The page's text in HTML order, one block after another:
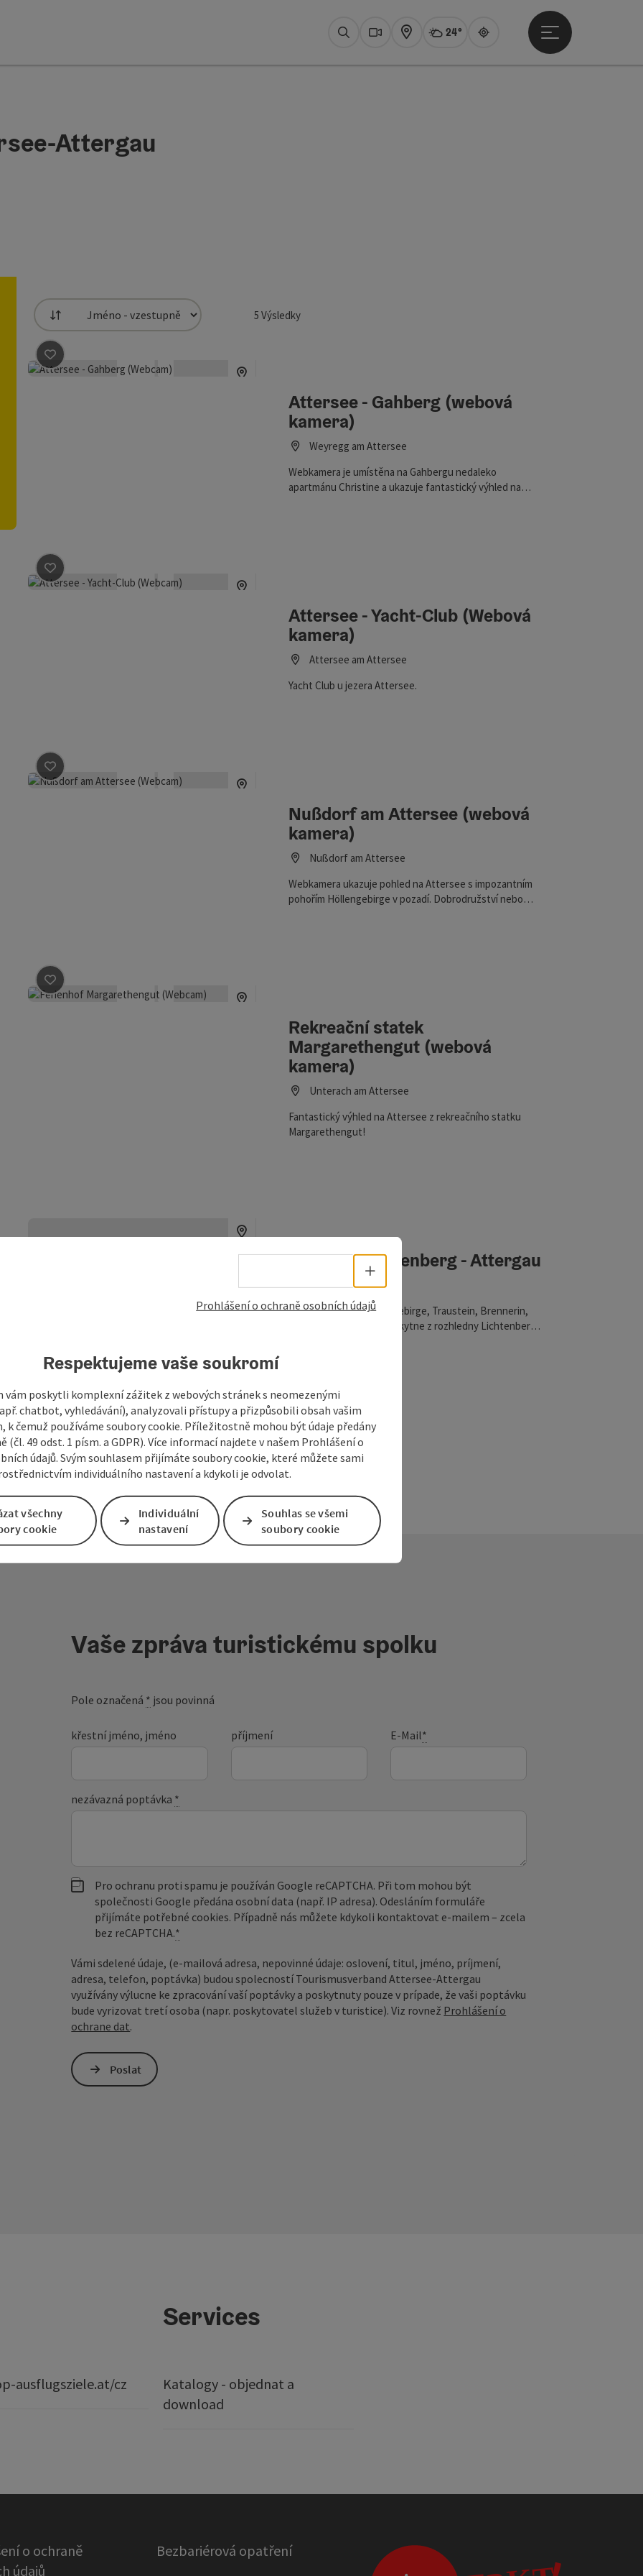
HledatWebovéMapa Aktuální počasíAttersee,
24°
Guide
Otevřít hlavní
Attergau
můžete využít filtry, jejichž pomocí upřesníte výběr. Změnou filtru můžete přímo aktualizovat výsledky v seznamu.
Třídění 5 Výsledky
Označit příspěvek: Attersee - Gahberg (webová kamera)
Attersee - Gahberg (webová
kamera)
Weyregg am Attersee
Webkamera je umístěna na Gahbergu nedaleko
apartmánu Christine a ukazuje fantastický výhled na
Označit příspěvek : Attersee - Yacht-Club (Webová kamera)
Attersee - Yacht-Club (Webová
kamera)
Attersee am Attersee
Yacht Club u jezera Attersee.
Označit příspěvek : Nußdorf am Attersee (webová kamera)
Nußdorf am Attersee (webová
kamera)
Nußdorf am Attersee
Webkamera ukazuje pohled na Attersee s impozantním
pohořím Höllengebirge v pozadí. Dobrodružství nebo
Označit příspěvek: Rekreační statek Margarethengut (webová kamera)
Rekreační statek
Margarethengut (webová
kamera)
Unterach am Attersee
Fantastický výhled na Attersee z rekreačního statku
Margarethengut!
Webcam Lichtenberg - Attergau
Straß im Attergau
Skvělý výhled na Höllengebirge, Traustein, Brennerin,
Attersee atd. se vám naskytne z rozhledny Lichtenberg
Vaše zpráva turistickému spolku
Pole označená * jsou povinná
křestní jméno, jméno příjmení E-Mail*
nezávazná poptávka *
Pro ochranu proti spamu je používán Google reCAPTCHA. Při tom mohou být
společnosti Google předána osobní data (např. IP adresa). Odesláním formuláře
přijímáte potřebné cookies. Případně nás můžete kdykoli kontaktovat e‑mailem – zcela
bez reCAPTCHA.*
Vámi sdelené údaje, (e-mailová adresa, nepovinné údaje: oslovení, titul, jméno, príjmení,
adresa, telefon, poptávka) budou spolecností Tourismusverband Attersee-Attergau
využívány výlucne ke zpracování vaší poptávky a poskytnuty pouze v prípade, že vaši poptávku
bude vyrizovat tretí osoba (napr. poskytovatel služeb v turistice). Viz rovnež Prohlášení o
ochrane dat.
Poslat
ausflugsziele.at/cz
Services
Katalogy - objednat a
download
o ochraně
údajů
Bezbariérová opatření
Volba jazyka - Otevřít menu
Prohlášení o ochraně osobních údajů
Respektujeme vaše soukromí
vám poskytli komplexní zážitek z webových stránek s neomezenými
chatbot, vyhledávání), analyzovali přístupy a přizpůsobili obsah vašim
k čemuž používáme soubory cookie. Příležitostně mohou být údaje předány
(čl. 49 odst. 1 písm. a GDPR). Více informací najdete v našem Prohlášení o
údajů. Svým souhlasem přijímáte soubory cookie, které můžete sami
individuálního nastavení a kdykoli je odvolat.
všechny
cookie
Individuální
nastavení
Souhlas se všemi
soubory cookie